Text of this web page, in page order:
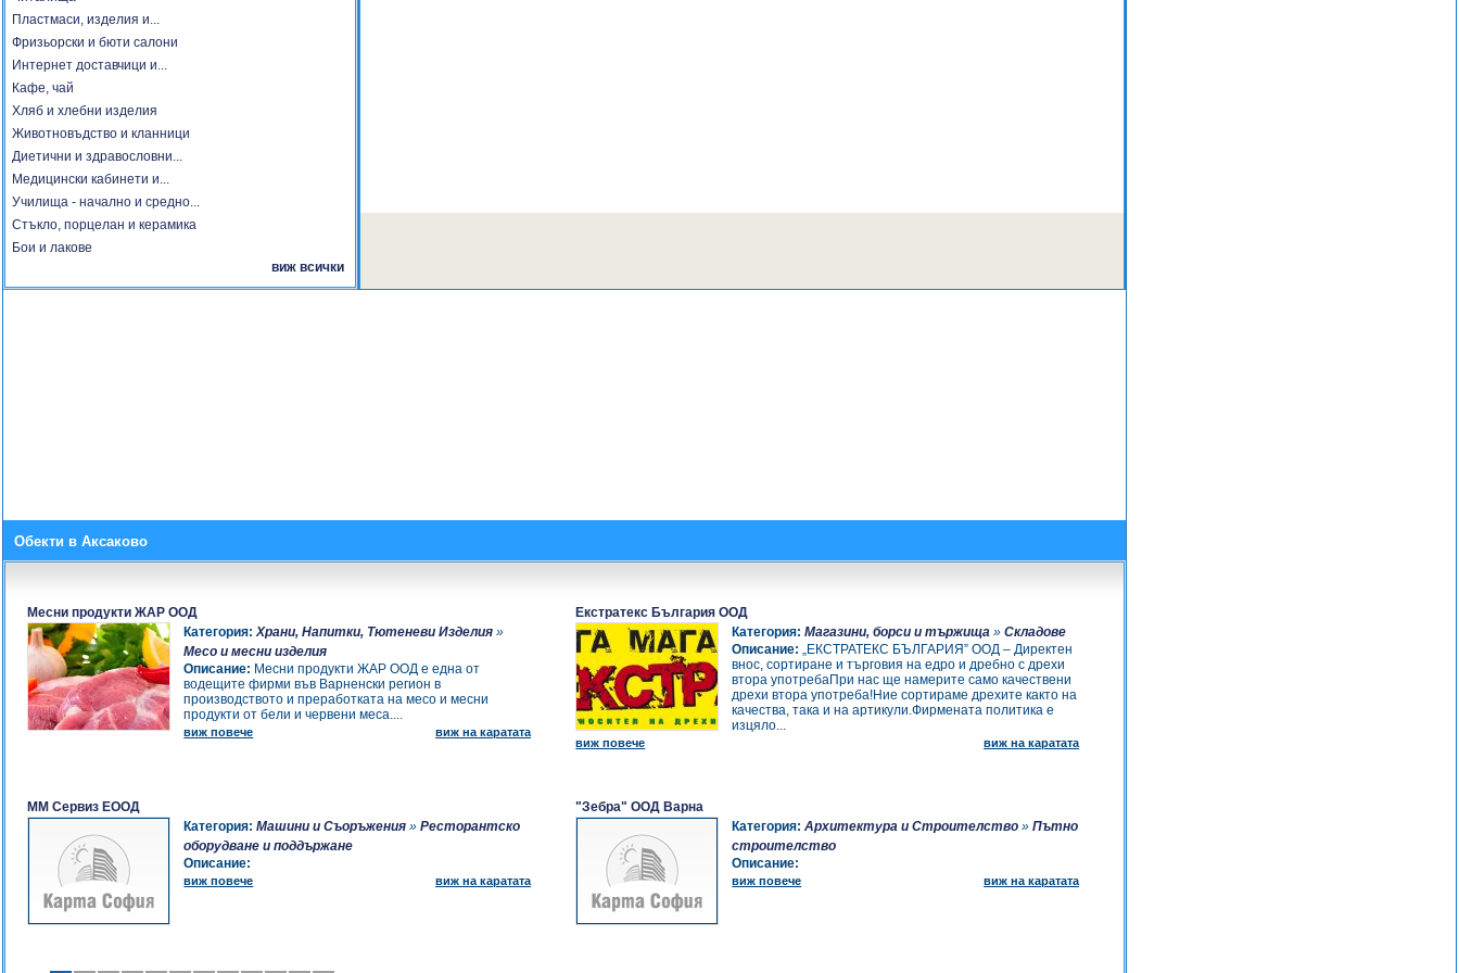
Пластмаси, изделия и...
Фризьорски и бюти салони
Интернет доставчици и...
Кафе, чай
Хляб и хлебни изделия
Животновъдство и кланници
Диетични и здравословни...
Медицински кабинети и...
Училища - начално и средно...
Стъкло, порцелан и керамика
Бои и лакове
виж всички
Обекти в Аксаково
Месни продукти ЖАР ООД
Категория: Храни, Напитки, Тютеневи Изделия »
Месо и месни изделия
Описание: Месни продукти ЖАР ООД е една от
водещите фирми във Варненски регион в
производството и преработката на месо и месни
продукти от бели и червени меса....
виж повече виж на каратата
Екстратекс България ООД
Категория: Магазини, борси и тържища »Складове
Описание: „ЕКСТРАТЕКС БЪЛГАРИЯ” ООД – Директен
внос, сортиране и търговия на едро и дребно с дрехи
втора употребаПри нас ще намерите само качествени
дрехи втора употреба!Ние сортираме дрехите както на
качества, така и на артикули.Фирмената политика е
изцяло...
виж повече виж на каратата
ММ Сервиз ЕООД
Категория: Машини и Съоръжения »Ресторантско
оборудване и поддържане
Описание:
виж повече виж на каратата
"Зебра" ООД Варна
Категория: Архитектура и Строителство »Пътно
строителство
Описание:
виж повече виж на каратата